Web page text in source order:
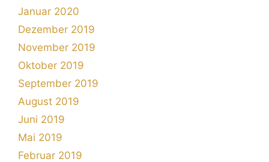
Januar 2020
Dezember 2019
November 2019
Oktober 2019
September 2019
August 2019
Juni 2019
Mai 2019
Februar 2019